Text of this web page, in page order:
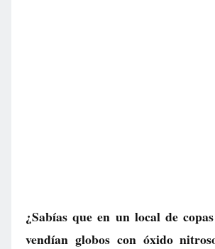
¿Sabías que en un local de
vendían globos con óxido